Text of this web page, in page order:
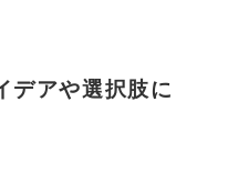
デアや選択肢に